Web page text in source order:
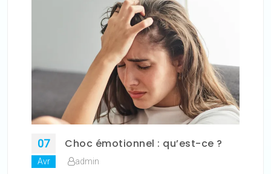
07
Avr
Choc émotionnel : qu’est-ce ?
admin